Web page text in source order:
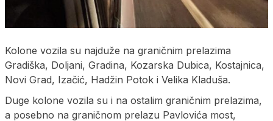
Kolone vozila su najduže na graničnim prelazima
Gradiška, Doljani, Gradina, Kozarska Dubica, Kostajnica,
Novi Grad, Izačić, Hadžin Potok i Velika Kladuša.
Duge kolone vozila su i na ostalim graničnim prelazima,
a posebno na graničnom prelazu Pavlovića most,